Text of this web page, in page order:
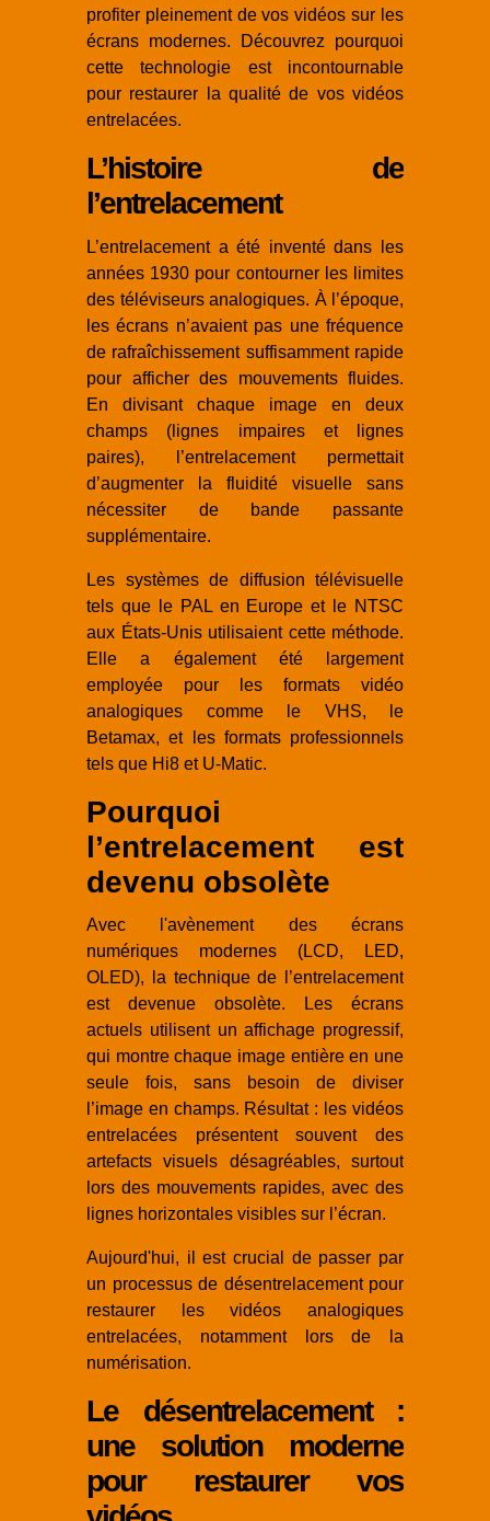
profiter pleinement de vos vidéos sur les
écrans modernes. Découvrez pourquoi
cette technologie est incontournable
pour restaurer la qualité de vos vidéos
entrelacées.
L’histoire de
l’entrelacement
L’entrelacement a été inventé dans les
années 1930 pour contourner les limites
des téléviseurs analogiques. À l’époque,
les écrans n’avaient pas une fréquence
de rafraîchissement suffisamment rapide
pour afficher des mouvements fluides.
En divisant chaque image en deux
champs (lignes impaires et lignes
paires), l’entrelacement permettait
d’augmenter la fluidité visuelle sans
nécessiter de bande passante
supplémentaire.
Les systèmes de diffusion télévisuelle
tels que le PAL en Europe et le NTSC
aux États-Unis utilisaient cette méthode.
Elle a également été largement
employée pour les formats vidéo
analogiques comme le VHS, le
Betamax, et les formats professionnels
tels que Hi8 et U-Matic.
Pourquoi
l’entrelacement est
devenu obsolète
Avec l'avènement des écrans
numériques modernes (LCD, LED,
OLED), la technique de l’entrelacement
est devenue obsolète. Les écrans
actuels utilisent un affichage progressif,
qui montre chaque image entière en une
seule fois, sans besoin de diviser
l’image en champs. Résultat : les vidéos
entrelacées présentent souvent des
artefacts visuels désagréables, surtout
lors des mouvements rapides, avec des
lignes horizontales visibles sur l’écran.
Aujourd'hui, il est crucial de passer par
un processus de désentrelacement pour
restaurer les vidéos analogiques
entrelacées, notamment lors de la
numérisation.
Le désentrelacement :
une solution moderne
pour restaurer vos